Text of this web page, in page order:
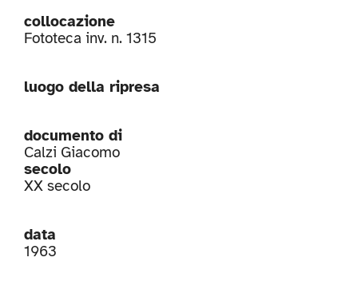
collocazione
Fototeca inv. n. 1315
luogo della ripresa
documento di
Calzi Giacomo
secolo
XX secolo
data
1963